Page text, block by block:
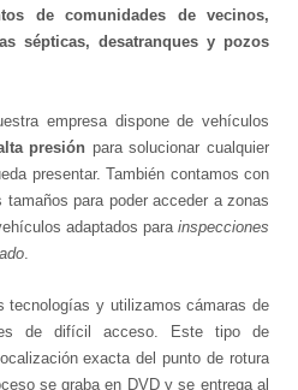
de comunidades de vecinos,
sépticas, desatranques y pozos
empresa dispone de vehículos
presión para solucionar cualquier
presentar. También contamos con
para poder acceder a zonas
adaptados para inspecciones
.
tecnologías y utilizamos cámaras de
de difícil acceso. Este tipo de
exacta del punto de rotura
se graba en DVD y se entrega al